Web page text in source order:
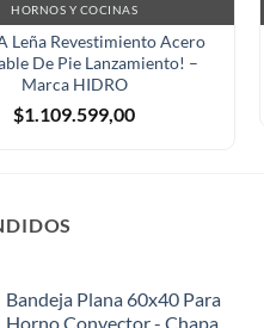
HORNOS Y COCINAS
Leña Revestimiento Acero
De Pie Lanzamiento! –
Marca HIDRO
$1.109.599,00
Bandeja Plana 60x40 Para
Horno Convector - Chapa